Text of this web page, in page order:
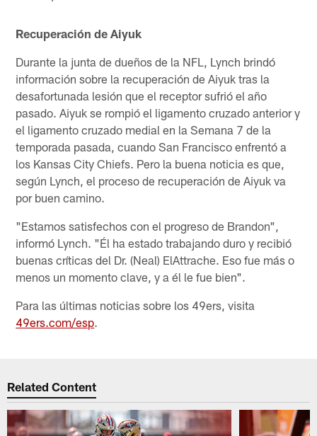
Recuperación de Aiyuk
Durante la junta de dueños de la NFL, Lynch brindó
información sobre la recuperación de Aiyuk tras la
desafortunada lesión que el receptor sufrió el año
pasado. Aiyuk se rompió el ligamento cruzado anterior y
el ligamento cruzado medial en la Semana 7 de la
temporada pasada, cuando San Francisco enfrentó a
los Kansas City Chiefs. Pero la buena noticia es que,
según Lynch, el proceso de recuperación de Aiyuk va
por buen camino.
"Estamos satisfechos con el progreso de Brandon",
informó Lynch. "Él ha estado trabajando duro y recibió
buenas críticas del Dr. (Neal) ElAttrache. Eso fue más o
menos un momento clave, y a él le fue bien".
Para las últimas noticias sobre los 49ers, visita
49ers.com/esp.
Related Content